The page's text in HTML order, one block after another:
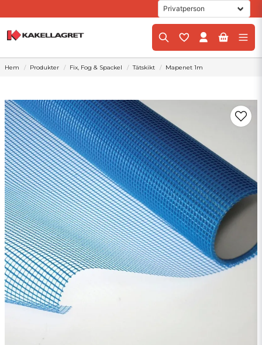
Hem Produkter Fix, Fog & Spackel Tätskikt Mapenet 1m